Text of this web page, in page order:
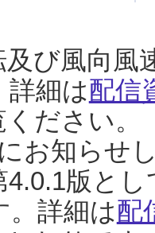
び風向風
詳細は配信
ください。
お知らせ
4.0.1版と
。詳細は配